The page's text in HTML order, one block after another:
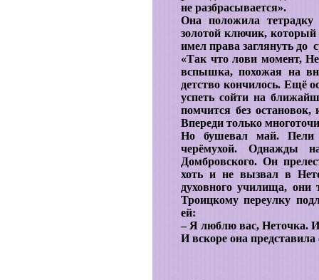
не разбрасывается».
Она положила
золотой ключик, который
имел права заглянуть до
«Так что лови момент,
вспышка, похожая на
детство кончилось. Ещё
успеть сойти на
помчится без
Впереди только
Но бушевал май. Пели
черёмухой. Однажды
Домбровского. Он
хоть и не вызвал в
духовного училища,
Троицкому переулку
ей:
– Я люблю вас, Неточка.
И вскоре она